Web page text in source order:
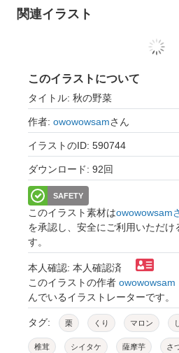
関連イラスト
このイラストについて
タイトル: 秋の野菜
作者: owowowsamさん
イラストのID: 590744
ダウンロード: 92回
SAFETY
このイラスト素材はowowowsam
を承認し、安全にご利用いただけ
す。
本人確認: 本人確認済
このイラストの作者 owowowsam
んでいるイラストレーターです。
タグ: 栗 くり マロン
椎茸 シイタケ 薩摩芋 さ